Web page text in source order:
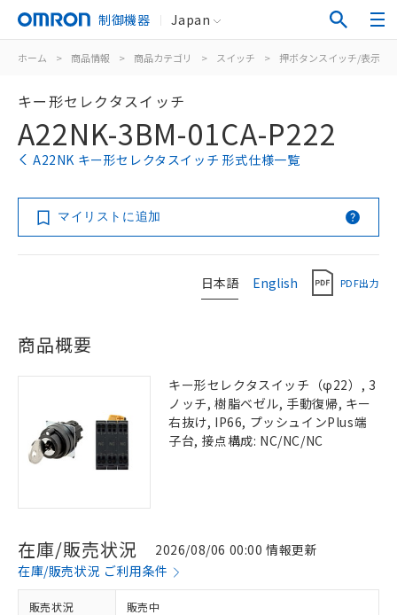
制御機器 Japan
ホーム > 商品情報 > 商品カテゴリ > スイッチ > 押ボタンスイッチ/表示灯
キー形セレクタスイッチ
A22NK-3BM-01CA-P222
A22NK キー形セレクタスイッチ 形式仕様一覧
マイリストに追加
日本語 English PDF出力
商品概要
キー形セレクタスイッチ（φ22）, 3
ノッチ, 樹脂ベゼル, 手動復帰, キー
右抜け, IP66, プッシュインPlus端
子台, 接点構成: NC/NC/NC
在庫/販売状況
2026/08/06 00:00 情報更新
在庫/販売状況 ご利用条件
販売状況 販売中